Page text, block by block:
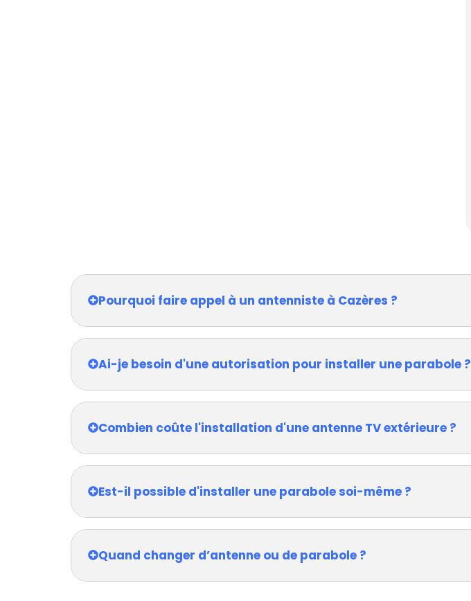
Pourquoi faire appel à un antenniste à Cazères ?
Ai-je besoin d'une autorisation pour installer une parabole ?
Combien coûte l'installation d'une antenne TV extérieure ?
Est-il possible d'installer une parabole soi-même ?
Quand changer d’antenne ou de parabole ?